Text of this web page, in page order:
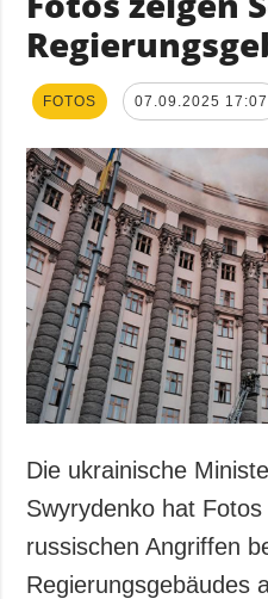
FOTOS 07.09.2025 17:07
Die ukrainische
Swyrydenko hat
russischen Angriffen
Regierungsgebäudes